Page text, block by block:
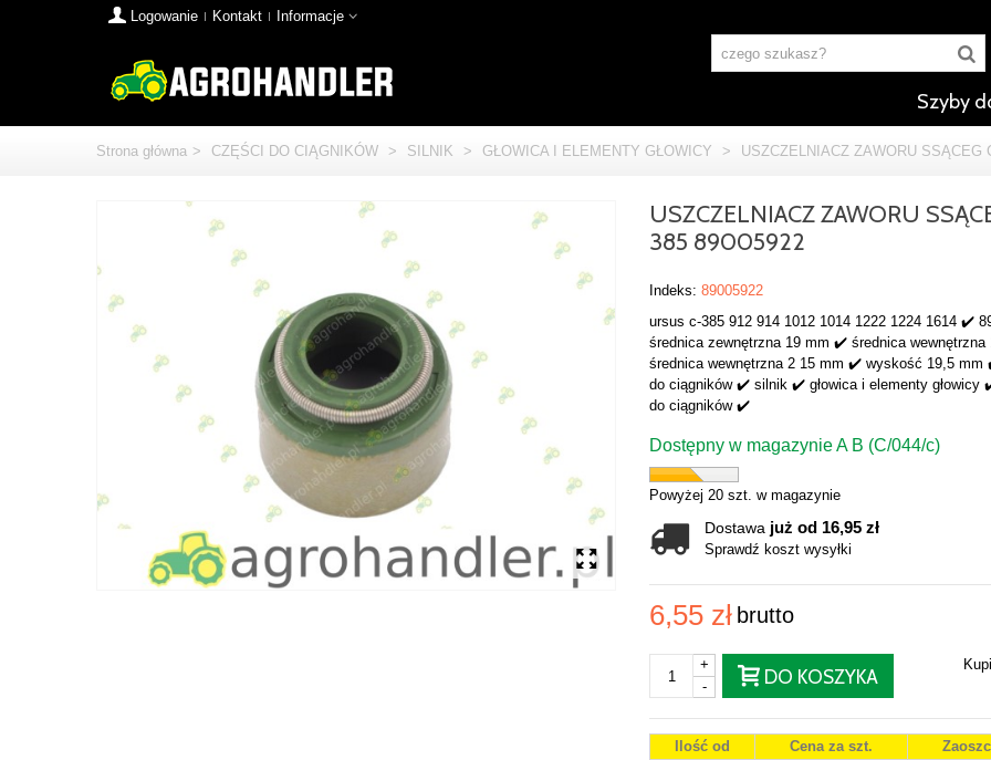
Logowanie Kontakt Informacje
Szyby
Strona główna > CZĘŚCI DO CIĄGNIKÓW > SILNIK > GŁOWICA I ELEMENTY GŁOWICY > USZCZELNIACZ ZAWORU SSĄCEG
USZCZELNIACZ ZAWORU
385 89005922
Indeks: 89005922
ursus c-385 912 914 1012 1014 1222 1224 1614 ✔️
średnica zewnętrzna 19 mm ✔️ średnica
średnica wewnętrzna 2 15 mm ✔️ wyskość 19,5
do ciągników ✔️ silnik ✔️ głowica i elementy głowicy
do ciągników ✔️
Dostępny w magazynie A B (C/044/c)
Powyżej 20 szt. w magazynie
Dostawa już od 16,95 zł
Sprawdź koszt wysyłki
6,55 zł brutto
-
+
DO KOSZYKA
Ilość od Cena za szt.